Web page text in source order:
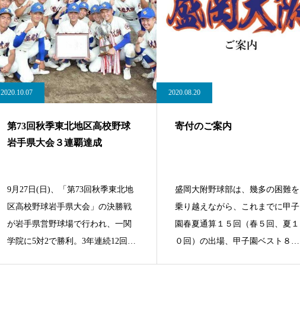
2020.10.07
第73回秋季東北地区高校野球
岩手県大会３連覇達成
9月27日(日)、「第73回秋季東北地
区高校野球岩手県大会」の決勝戦
が岩手県営野球場で行われ、一関
学院に5対2で勝利。3年連続12回目
2020.08.20
寄付のご案内
盛岡大附野球部は、幾多の困難を
乗り越えながら、これまでに甲子
園春夏通算１５回（春５回、夏１
０回）の出場、甲子園ベスト８を